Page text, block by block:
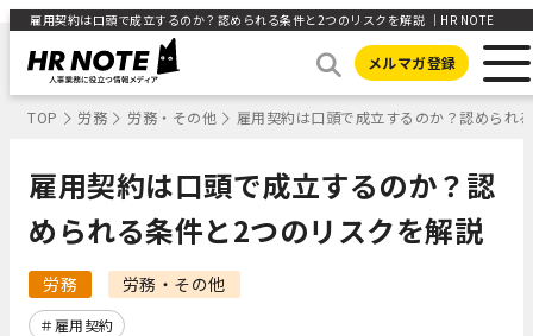
雇用契約は口頭で成立するのか？認められる条件と2つのリスクを解説 ｜HR NOTE
メルマガ登録
TOP 労務 労務・その他 雇用契約は口頭で成立するのか？認められ
雇用契約は口頭で成立するのか？認
められる条件と2つのリスクを解説
労務 労務・その他
雇用契約